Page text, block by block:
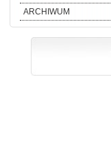
ARCHIWUM